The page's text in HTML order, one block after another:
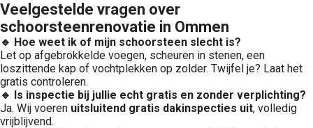
Veelgestelde vragen over
schoorsteenrenovatie in Ommen
🔹 Hoe weet ik of mijn schoorsteen slecht is?
Let op afgebrokkelde voegen, scheuren in stenen, een
loszittende kap of vochtplekken op zolder. Twijfel je? Laat het
gratis controleren.
🔹 Is inspectie bij jullie echt gratis en zonder verplichting?
Ja. Wij voeren uitsluitend gratis dakinspecties uit, volledig
vrijblijvend.